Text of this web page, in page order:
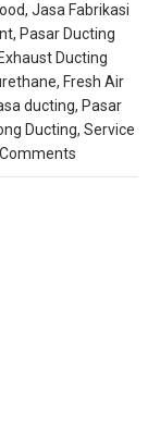
,Jasa Fabrikasi
,Pasar Ducting
Ducting
,Fresh Air
ducting,Pasar
Ducting,Service